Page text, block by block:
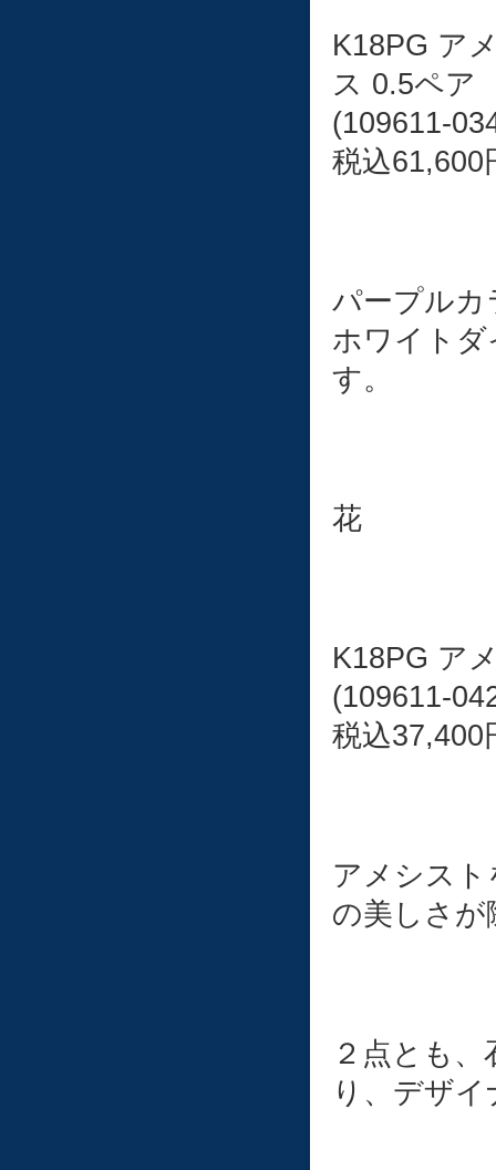
K18PG ア
ス 0.5ペア
(109611-
税込61,600
パープルカ
ホワイト
す。
花
K18PG ア
(109611-
税込37,400
アメシス
の美しさ
２点とも
り、デザ